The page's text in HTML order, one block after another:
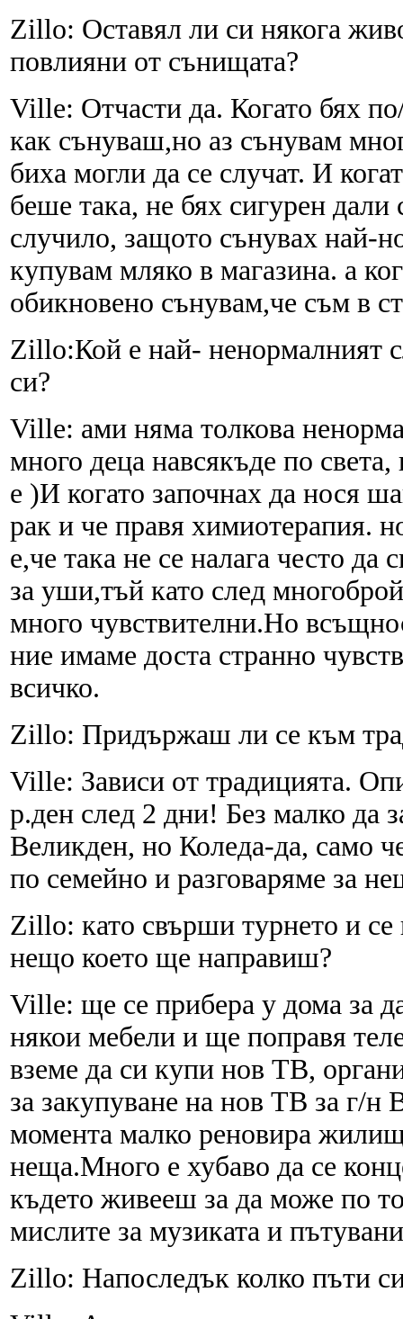
Zillo: Оставял ли си някога
повлияни от сънищата?
Ville: Отчасти да. Когато бях
как сънуваш,но аз сънувам
биха могли да се случат. И
беше така, не бях сигурен
случило, защото сънувах най-
купувам мляко в магазина. а
обикновено сънувам,че съм в
Zillo:Кой е най- ненормалният
си?
Ville: ами няма толкова
много деца навсякъде по
е )И когато започнах да нося
рак и че правя химиотерапия.
е,че така не се налага често
за уши,тъй като след
много чувствителни.Но
ние имаме доста странно
всичко.
Zillo: Придържаш ли се към
Ville: Зависи от традицията.
р.ден след 2 дни! Без малко да
Великден, но Коледа-да, само
по семейно и разговаряме за
Zillo: като свърши турнето и
нещо което ще направиш?
Ville: ще се прибера у дома за
някои мебели и ще поправя
вземе да си купи нов ТВ,
за закупуване на нов ТВ за г/
момента малко реновира
неща.Много е хубаво да се
където живееш за да може по
мислите за музиката и
Zillo: Напоследък колко пъти